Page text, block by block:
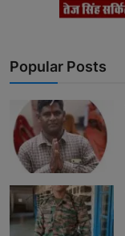
Popular Posts